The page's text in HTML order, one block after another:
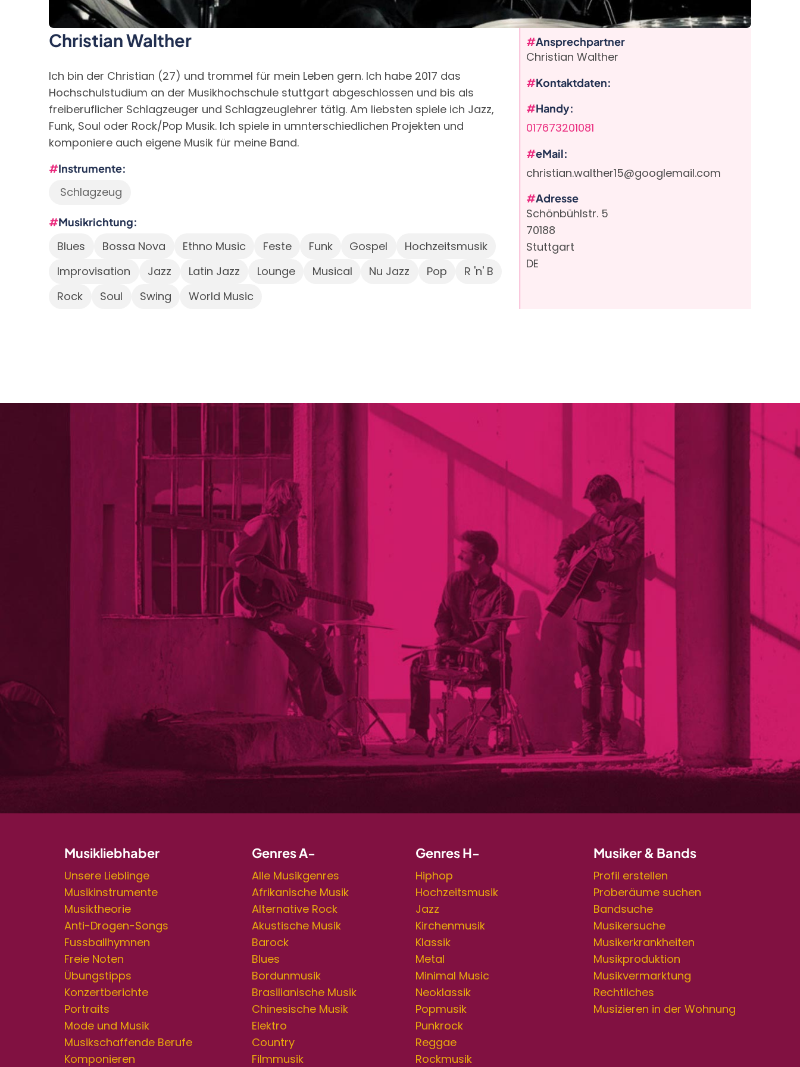
Christian Walther
Ich bin der Christian (27) und trommel für mein Leben gern. Ich habe 2017 das
Hochschulstudium an der Musikhochschule stuttgart abgeschlossen und bis als
freiberuflicher Schlagzeuger und Schlagzeuglehrer tätig. Am liebsten spiele ich Jazz,
Funk, Soul oder Rock/Pop Musik. Ich spiele in umnterschiedlichen Projekten und
komponiere auch eigene Musik für meine Band.
Instrumente
Schlagzeug
Musikrichtung
Blues Bossa Nova Ethno Music Feste Funk Gospel
Hochzeitsmusik
Improvisation
Jazz Latin Jazz Lounge Musical Nu Jazz Pop
R 'n' B
Rock
Soul Swing World Music
Ansprechpartner
Christian Walther
Kontaktdaten
Handy
017673201081
eMail
christian.walther15@googlemail.com
Adresse
Schönbühlstr. 5
70188
Stuttgart
DE
Musikliebhaber
Unsere Lieblinge
Musikinstrumente
Musiktheorie
Anti-Drogen-Songs
Fussballhymnen
Freie Noten
Übungstipps
Konzertberichte
Portraits
Mode und Musik
Musikschaffende Berufe
Komponieren
Genres A-
Alle Musikgenres
Afrikanische Musik
Alternative Rock
Akustische Musik
Barock
Blues
Bordunmusik
Brasilianische Musik
Chinesische Musik
Elektro
Country
Filmmusik
Genres H-
Hiphop
Hochzeitsmusik
Jazz
Kirchenmusik
Klassik
Metal
Minimal Music
Neoklassik
Popmusik
Punkrock
Reggae
Rockmusik
Musiker & Bands
Profil erstellen
Proberäume suchen
Bandsuche
Musikersuche
Musikerkrankheiten
Musikproduktion
Musikvermarktung
Rechtliches
Musizieren in der Wohnung